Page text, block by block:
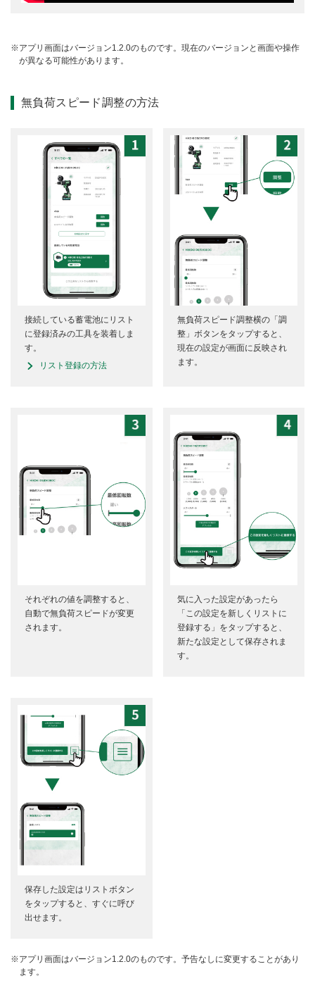
アプリ画面はバージョン1.2.0のものです。現在のバージョンと画面や操作
が異なる可能性があります。
無負荷スピード調整の方法
接続している蓄電池にリスト
に登録済みの工具を装着しま
す。
リスト登録の方法
無負荷スピード調整横の「調
整」ボタンをタップすると、
現在の設定が画面に反映され
ます。
それぞれの値を調整すると、
自動で無負荷スピードが変更
されます。
気に入った設定があったら
「この設定を新しくリストに
登録する」をタップすると、
新たな設定として保存されま
す。
保存した設定はリストボタン
をタップすると、すぐに呼び
出せます。
アプリ画面はバージョン1.2.0のものです。予告なしに変更することがあり
ます。